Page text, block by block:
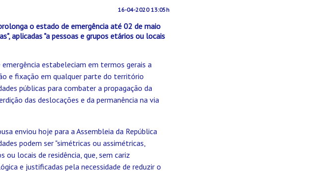
16-04-2020 13:05h
o estado de emergência até 02 de maio
aplicadas "a pessoas e grupos etários ou locais
estabeleciam em termos gerais a
e fixação em qualquer parte do território
públicas para combater a propagação da
das deslocações e da permanência na via
enviou hoje para a Assembleia da República
podem ser "simétricas ou assimétricas,
ou locais de residência, que, sem cariz
e justificadas pela necessidade de reduzir o